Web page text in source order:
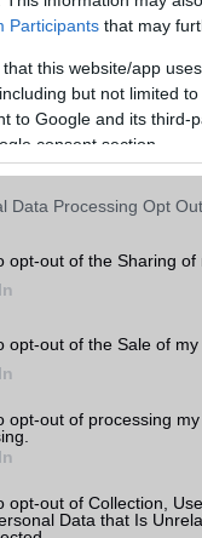
Participants that may
that this website/app
but not limited
to Google and its third-
consent section.
Data Processing Opt
opt-out of the Sharing of
opt-out of the Sale of my
opt-out of processing
opt-out of Collection,
Data that Is
EMS /E-mail
MMS
Infraport
Bluetooth
B/T extra
Wi-Fi Direct
Wi-Fi HotSpot
NFC